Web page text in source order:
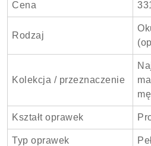
Cena
Rodzaj
Kolekcja / przeznaczenie
Kształt oprawek
Typ oprawek